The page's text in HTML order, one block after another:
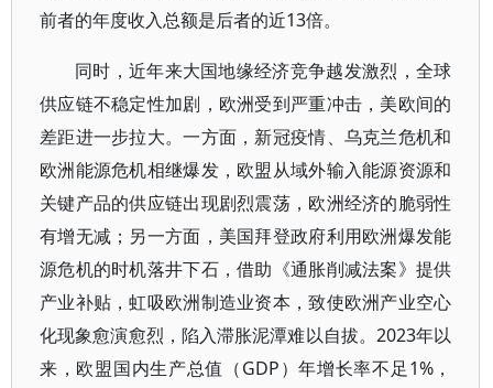
前者的年度收入总额是后者的近13倍。
同时，近年来大国地缘经济竞争越发激烈，全球
供应链不稳定性加剧，欧洲受到严重冲击，美欧间的
差距进一步拉大。一方面，新冠疫情、乌克兰危机和
欧洲能源危机相继爆发，欧盟从域外输入能源资源和
关键产品的供应链出现剧烈震荡，欧洲经济的脆弱性
有增无减；另一方面，美国拜登政府利用欧洲爆发能
源危机的时机落井下石，借助《通胀削减法案》提供
产业补贴，虹吸欧洲制造业资本，致使欧洲产业空心
化现象愈演愈烈，陷入滞胀泥潭难以自拔。2023年以
来，欧盟国内生产总值（GDP）年增长率不足1%，